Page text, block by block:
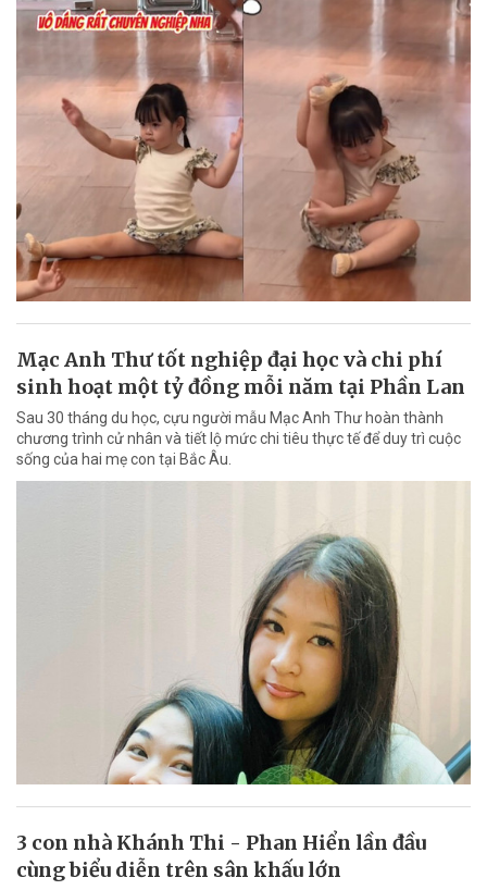
Mạc Anh Thư tốt nghiệp đại học và chi phí
sinh hoạt một tỷ đồng mỗi năm tại Phần Lan
Sau 30 tháng du học, cựu người mẫu Mạc Anh Thư hoàn thành
chương trình cử nhân và tiết lộ mức chi tiêu thực tế để duy trì cuộc
sống của hai mẹ con tại Bắc Âu.
3 con nhà Khánh Thi - Phan Hiển lần đầu
cùng biểu diễn trên sân khấu lớn